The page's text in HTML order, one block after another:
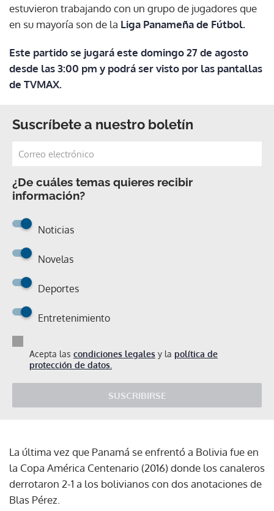
estuvieron trabajando con un grupo de jugadores que
en su mayoría son de la Liga Panameña de Fútbol.
Este partido se jugará este domingo 27 de agosto
desde las 3:00 pm y podrá ser visto por las pantallas
de TVMAX.
Suscríbete a nuestro boletín
¿De cuáles temas quieres recibir
información?
Noticias
Novelas
Deportes
Entretenimiento
Acepta las condiciones legales y la política de
protección de datos.
SUSCRIBIRSE
La última vez que Panamá se enfrentó a Bolivia fue en
la Copa América Centenario (2016) donde los canaleros
derrotaron 2-1 a los bolivianos con dos anotaciones de
Blas Pérez.